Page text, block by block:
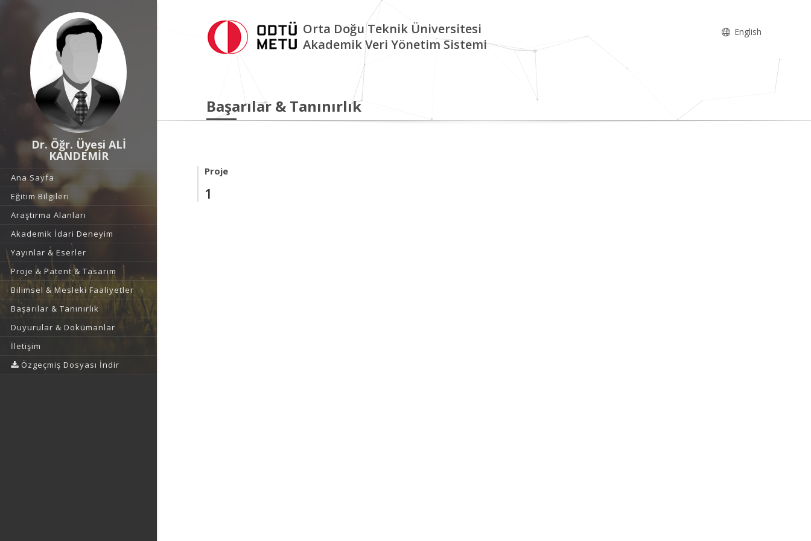
Dr. Öğr. Üyesi ALİ
KANDEMİR
Ana Sayfa
Eğitim Bilgileri
Araştırma Alanları
Akademik İdari Deneyim
Yayınlar & Eserler
Proje & Patent & Tasarım
Bilimsel & Mesleki Faaliyetler
Başarılar & Tanınırlık
Duyurular & Dokümanlar
İletişim
Özgeçmiş Dosyası İndir
Orta Doğu Teknik Üniversitesi
Akademik Veri Yönetim Sistemi
English
Başarılar & Tanınırlık
Proje
1